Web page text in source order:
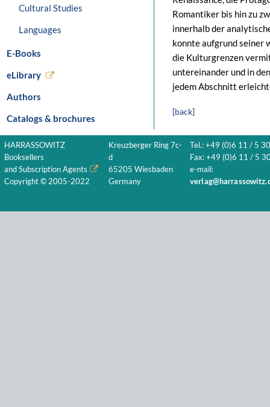
Cultural Studies
Languages
E-Books
eLibrary
Authors
Catalogs & brochures
Romantiker bis hin zu
innerhalb der
konnte aufgrund seiner
die Kulturgrenzen
untereinander und in
jedem Abschnitt
[back]
HARRASSOWITZ
Booksellers
and Subscription Agents
Copyright © 2005-2022
Kreuzberger Ring 7c-
d
65205 Wiesbaden
Germany
Tel.: +49 (0)6 11 / 5
Fax: +49 (0)6 11 / 5
e-mail: